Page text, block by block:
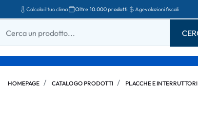
Calcola il tuo clima Oltre 10.000 prodotti Agevolazioni fiscali
HOMEPAGE CATALOGO PRODOTTI PLACCHE E INTERRUTTORI